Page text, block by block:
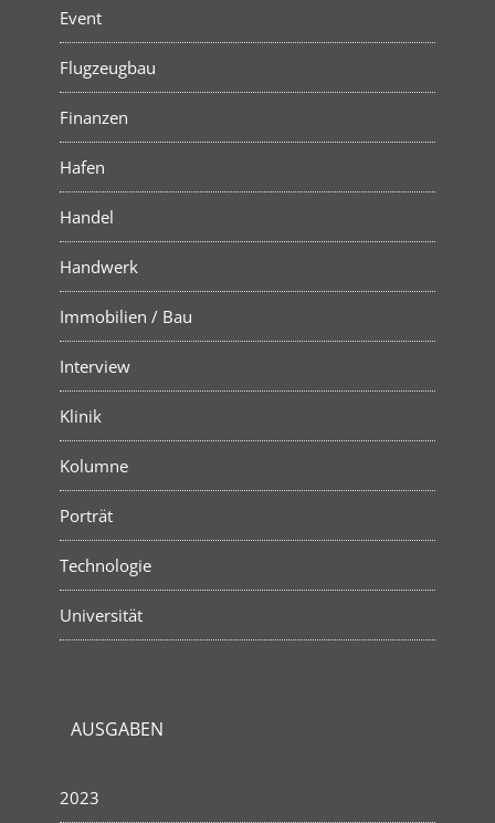
Event
Flugzeugbau
Finanzen
Hafen
Handel
Handwerk
Immobilien / Bau
Interview
Klinik
Kolumne
Porträt
Technologie
Universität
AUSGABEN
2023